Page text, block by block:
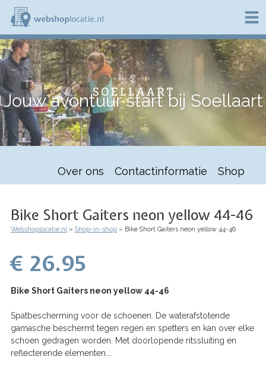
Overslaan
naar
de
inhoud
gaan
W
e
b
o
p
c
Jouw avontuur start bij Soellaart
Over ons Contactinformatie Shop
Bike Short Gaiters neon yellow 44-46
Kruimelpad
Webshoplocatie.nl Shop-in-shop Bike Short Gaiters neon yellow 44-46
€ 26.95
Bike Short Gaiters neon yellow 44-46
Spatbescherming voor de schoenen. De waterafstotende
gamasche beschermt tegen regen en spetters en kan over elke
schoen gedragen worden. Met doorlopende ritssluiting en
reflecterende elementen.…